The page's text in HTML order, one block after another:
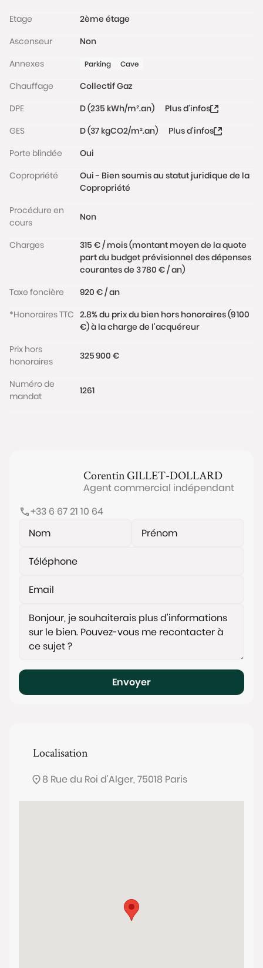
Taxe foncière : 920 €.
DPE : D (235 Kwh/m²/an)
La copropriété est située dans un secteur familial. Le
quartier est apprécié pour sa proximité avec les
comme privées, la piscine classée des Amiraux, la
mairie du et les transports en commun (métro ligne
Les informations sur les risques auxquels ce bien est
exposé sont disponibles sur le site
www.georisques.gouv.fr
Etage
2ème étage
Ascenseur
Non
Annexes
Parking Cave
Chauffage
Collectif Gaz
DPE
D (235 kWh/m².an)
Plus d'infos
GES
D (37 kgCO2/m².an)
Plus d'infos
Porte blindée
Oui
Copropriété
Oui - Bien soumis au statut juridique de la
Copropriété
Procédure en
cours
Non
Charges
315 € / mois (montant moyen de la quote
part du budget prévisionnel des dépenses
courantes de 3 780 € / an)
Taxe foncière
920 € / an
*Honoraires TTC 2.8% du prix du bien hors honoraires (9 100
€) à la charge de l'acquéreur
Prix hors
honoraires
325 900 €
Numéro de
mandat
1261
CorentinGILLET-DOLLARD
Agent commercial indépendant
+33 6 67 21 10 64
Envoyer
Localisation
8 Rue du Roi d'Alger, 75018 Paris